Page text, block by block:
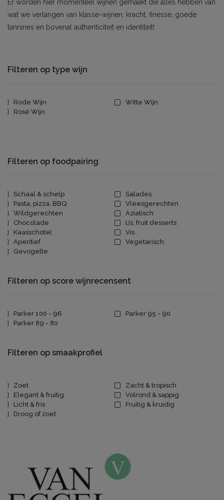
Er worden hier momenteel wijnen gemaakt die alles hebben van
wat we verlangen van klasse-wijnen: kracht, finesse, goede
tannines en bovenal authenticiteit en identiteit!
Filteren op type wijn
Rode Wijn
Witte Wijn
Rosé Wijn
Filteren op foodpairing
Schaal & schelp
Salades
Pasta, pizza, BBQ
Vleesgerechten
Wildgerechten
Aziatisch
Chocolade
IJs, fruit desserts
Kaasschotel
Vis
Aperitief
Vegetarisch
Gevogelte
Filteren op score wijnrecensent
Parker 100 - 96
Parker 95 - 90
Parker 89 - 80
Filteren op smaakprofiel
Zoet
Zacht & tropisch
Elegant & fruitig
Volrond & sappig
Licht & fris
Fruitig & kruidig
Droog of zoet